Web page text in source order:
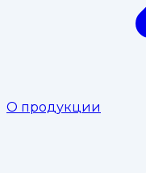
О продукции